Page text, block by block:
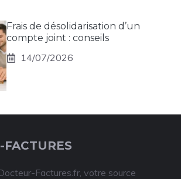
Frais de désolidarisation d’un
compte joint : conseils
14/07/2026
Factures.fr, votre source